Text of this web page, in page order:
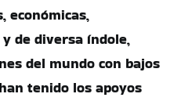
económicas,
de diversa índole,
del mundo con bajos
tenido los apoyos